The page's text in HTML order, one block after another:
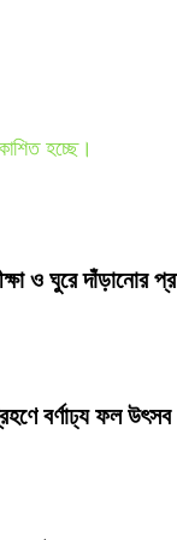
হচ্ছে।
ও ঘুরে দাঁড়ানোর
বর্ণাঢ্য ফল উৎসব